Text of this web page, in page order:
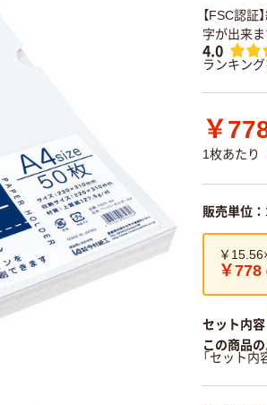
【FSC認
字が出来ま
4.0
ランキン
￥
1枚あたり
販売単位：
￥
￥778
セット内容
この商品
「セット内